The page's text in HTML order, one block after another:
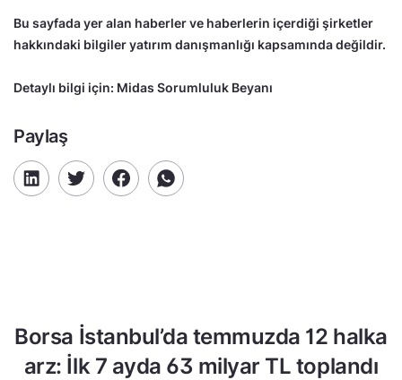
Bu sayfada yer alan haberler ve haberlerin içerdiği şirketler
hakkındaki bilgiler yatırım danışmanlığı kapsamında değildir.
Detaylı bilgi için: Midas Sorumluluk Beyanı
Paylaş
Borsa İstanbul’da temmuzda 12 halka
arz: İlk 7 ayda 63 milyar TL toplandı